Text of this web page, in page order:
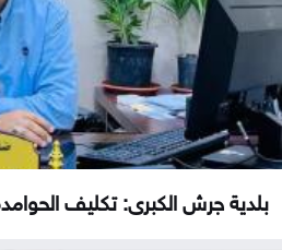
بلدية جرش الكبرى: تكليف